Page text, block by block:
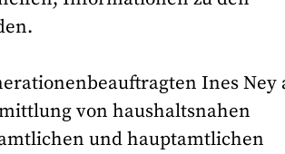
Ines Ney
von haushaltsnahen
und hauptamtlichen